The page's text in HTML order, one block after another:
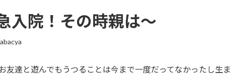
入院！その時親は〜
友達と遊んでもうつることは今まで一度だってなかったし生ま